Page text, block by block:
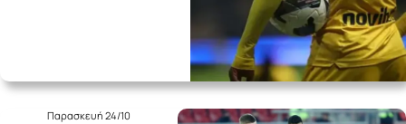
Παρασκευή 24/10